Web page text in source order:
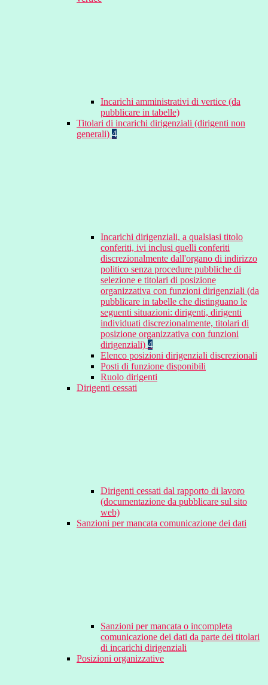
Incarichi amministrativi di vertice (da
pubblicare in tabelle)
Titolari di incarichi dirigenziali (dirigenti non
generali) 4
Incarichi dirigenziali, a qualsiasi titolo
conferiti, ivi inclusi quelli conferiti
discrezionalmente dall'organo di indirizzo
politico senza procedure pubbliche di
selezione e titolari di posizione
organizzativa con funzioni dirigenziali (da
pubblicare in tabelle che distinguano le
seguenti situazioni: dirigenti, dirigenti
individuati discrezionalmente, titolari di
posizione organizzativa con funzioni
dirigenziali) 4
Elenco posizioni dirigenziali discrezionali
Posti di funzione disponibili
Ruolo dirigenti
Dirigenti cessati
Dirigenti cessati dal rapporto di lavoro
(documentazione da pubblicare sul sito
web)
Sanzioni per mancata comunicazione dei dati
Sanzioni per mancata o incompleta
comunicazione dei dati da parte dei titolari
di incarichi dirigenziali
Posizioni organizzative